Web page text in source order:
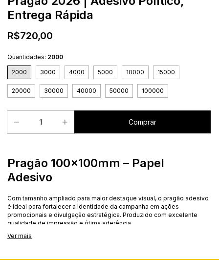
Entrega Rápida
R$720,00
Quantidades: 2000
2000 3000 4000 5000 10000 15000
20000 30000 40000 50000 100000
Pragão 100x100mm – Papel
Adesivo
Com tamanho ampliado para maior destaque visual, o pragão adesivo
é ideal para fortalecer a identidade da campanha em ações
promocionais e divulgação estratégica. Produzido com excelente
qualidade de impressão e ótima aderência.
Produzido na nossa própria gráfica: pronto em até 3 dias após a
Ver mais